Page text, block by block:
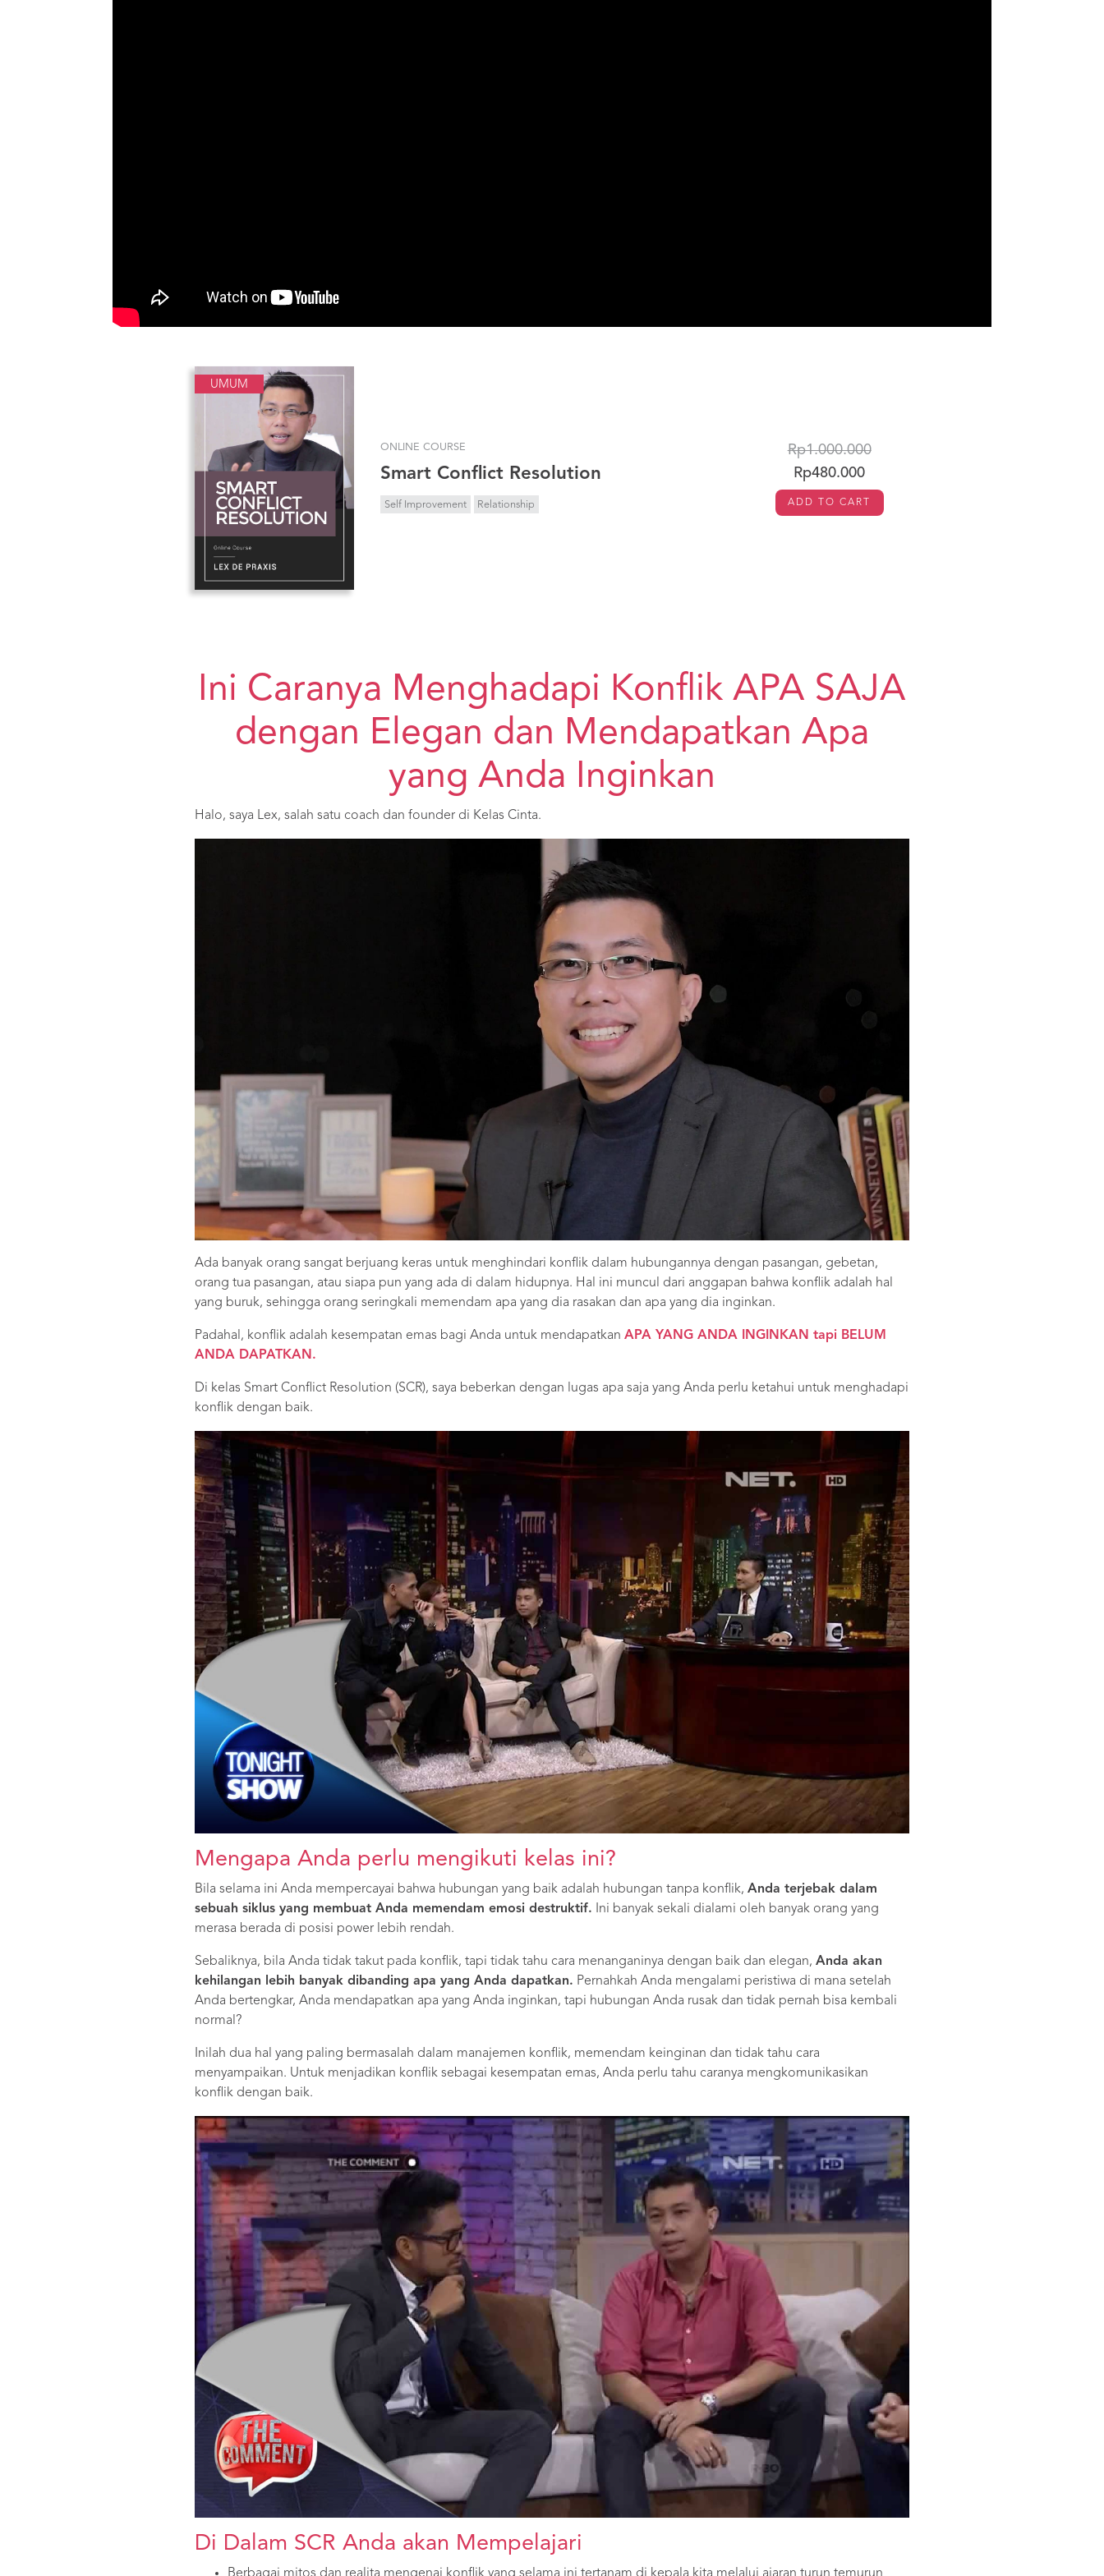
UMUM
ONLINE COURSE
Smart Conflict Resolution
Self Improvement Relationship
Rp1.000.000
Rp480.000
ADD TO CART
Ini Caranya Menghadapi Konflik APA SAJA
dengan Elegan dan Mendapatkan Apa
yang Anda Inginkan
Halo, saya Lex, salah satu coach dan founder di Kelas Cinta.
Ada banyak orang sangat berjuang keras untuk menghindari konflik dalam hubungannya dengan pasangan, gebetan,
orang tua pasangan, atau siapa pun yang ada di dalam hidupnya. Hal ini muncul dari anggapan bahwa konflik adalah hal
yang buruk, sehingga orang seringkali memendam apa yang dia rasakan dan apa yang dia inginkan.
Padahal, konflik adalah kesempatan emas bagi Anda untuk mendapatkan APA YANG ANDA INGINKAN tapi BELUM
ANDA DAPATKAN.
Di kelas Smart Conflict Resolution (SCR), saya beberkan dengan lugas apa saja yang Anda perlu ketahui untuk menghadapi
konflik dengan baik.
Mengapa Anda perlu mengikuti kelas ini?
Bila selama ini Anda mempercayai bahwa hubungan yang baik adalah hubungan tanpa konflik, Anda terjebak dalam
sebuah siklus yang membuat Anda memendam emosi destruktif. Ini banyak sekali dialami oleh banyak orang yang
merasa berada di posisi power lebih rendah.
Sebaliknya, bila Anda tidak takut pada konflik, tapi tidak tahu cara menanganinya dengan baik dan elegan, Anda akan
kehilangan lebih banyak dibanding apa yang Anda dapatkan. Pernahkah Anda mengalami peristiwa di mana setelah
Anda bertengkar, Anda mendapatkan apa yang Anda inginkan, tapi hubungan Anda rusak dan tidak pernah bisa kembali
normal?
Inilah dua hal yang paling bermasalah dalam manajemen konflik, memendam keinginan dan tidak tahu cara
menyampaikan. Untuk menjadikan konflik sebagai kesempatan emas, Anda perlu tahu caranya mengkomunikasikan
konflik dengan baik.
Di Dalam SCR Anda akan Mempelajari